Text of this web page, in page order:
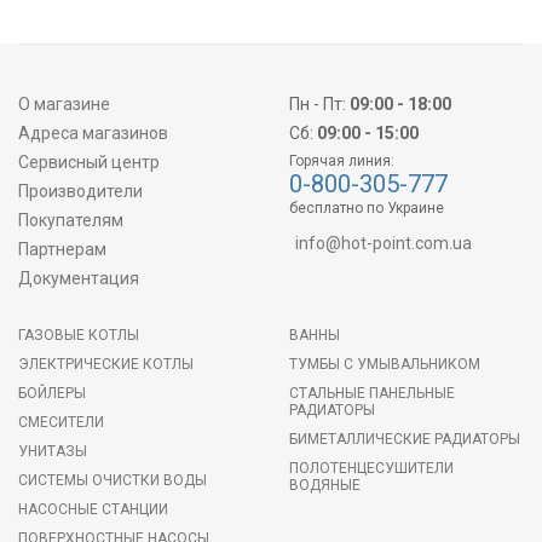
О магазине
Адреса магазинов
Сервисный центр
Производители
Покупателям
Партнерам
Документация
Пн - Пт: 09:00 - 18:00
Сб: 09:00 - 15:00
Горячая линия:
0-800-305-777
бесплатно по Украине
info@hot-point.com.ua
ГАЗОВЫЕ КОТЛЫ
ЭЛЕКТРИЧЕСКИЕ КОТЛЫ
БОЙЛЕРЫ
СМЕСИТЕЛИ
УНИТАЗЫ
СИСТЕМЫ ОЧИСТКИ ВОДЫ
НАСОСНЫЕ СТАНЦИИ
ПОВЕРХНОСТНЫЕ НАСОСЫ
ВАННЫ
ТУМБЫ С УМЫВАЛЬНИКОМ
СТАЛЬНЫЕ ПАНЕЛЬНЫЕ
РАДИАТОРЫ
БИМЕТАЛЛИЧЕСКИЕ РАДИАТОРЫ
ПОЛОТЕНЦЕСУШИТЕЛИ
ВОДЯНЫЕ